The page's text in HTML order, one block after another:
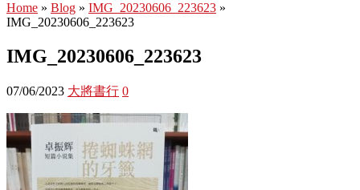
Home » Blog » IMG_20230606_223623 »
IMG_20230606_223623
IMG_20230606_223623
07/06/2023 大將書行 0